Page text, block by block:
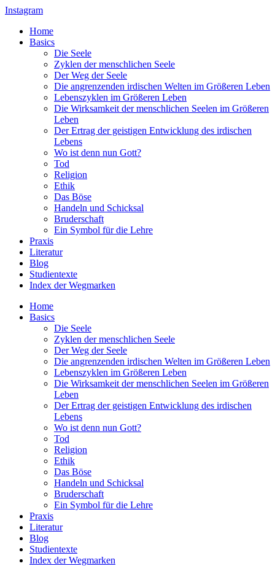
Instagram
Home
Basics
Die Seele
Zyklen der menschlichen Seele
Der Weg der Seele
Die angrenzenden irdischen Welten im Größeren Leben
Lebenszyklen im Größeren Leben
Die Wirksamkeit der menschlichen Seelen im Größeren
Leben
Der Ertrag der geistigen Entwicklung des irdischen
Lebens
Wo ist denn nun Gott?
Tod
Religion
Ethik
Das Böse
Handeln und Schicksal
Bruderschaft
Ein Symbol für die Lehre
Praxis
Literatur
Blog
Studientexte
Index der Wegmarken
Home
Basics
Die Seele
Zyklen der menschlichen Seele
Der Weg der Seele
Die angrenzenden irdischen Welten im Größeren Leben
Lebenszyklen im Größeren Leben
Die Wirksamkeit der menschlichen Seelen im Größeren
Leben
Der Ertrag der geistigen Entwicklung des irdischen
Lebens
Wo ist denn nun Gott?
Tod
Religion
Ethik
Das Böse
Handeln und Schicksal
Bruderschaft
Ein Symbol für die Lehre
Praxis
Literatur
Blog
Studientexte
Index der Wegmarken